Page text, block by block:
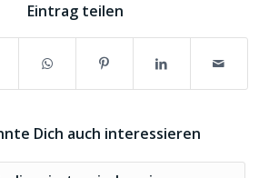
Eintrag teilen
Dich auch interessieren